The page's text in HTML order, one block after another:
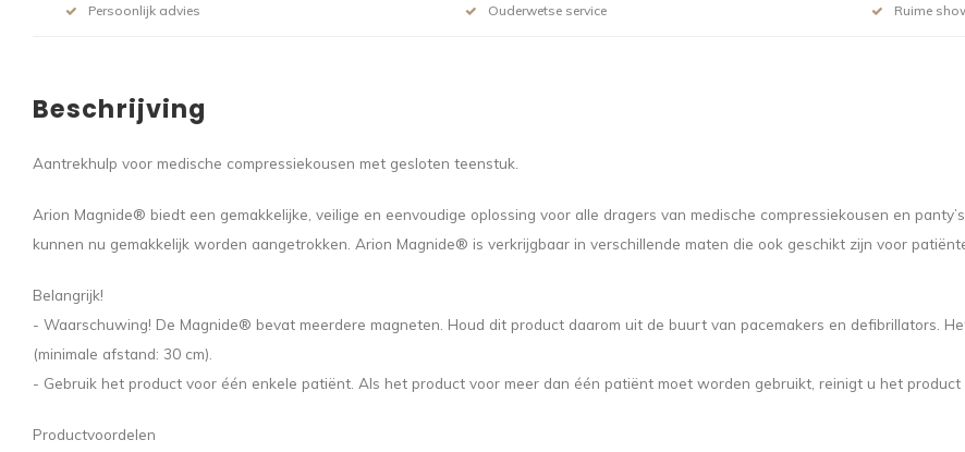
Persoonlijk advies Ouderwetse service Ruime
Beschrijving
Aantrekhulp voor medische compressiekousen met gesloten teenstuk.
Arion Magnide® biedt een gemakkelijke, veilige en eenvoudige oplossing voor alle dragers van medische compressiekousen en
kunnen nu gemakkelijk worden aangetrokken. Arion Magnide® is verkrijgbaar in verschillende maten die ook geschikt zijn voor
Belangrijk!
- Waarschuwing! De Magnide® bevat meerdere magneten. Houd dit product daarom uit de buurt van pacemakers en defibrillators.
(minimale afstand: 30 cm).
- Gebruik het product voor één enkele patiënt. Als het product voor meer dan één patiënt moet worden gebruikt, reinigt u het product
Productvoordelen